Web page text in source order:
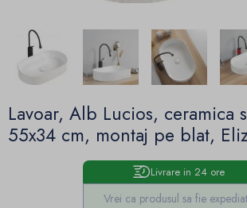
Lavoar, Alb Lucios, ceramica
55x34 cm, montaj pe blat,
Livrare in 24 ore
Vrei ca produsul sa fie expediat